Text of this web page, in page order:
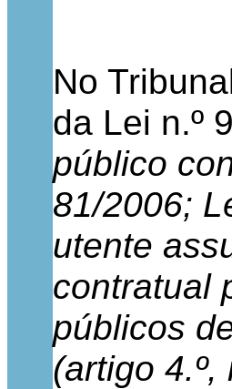
No
da Lei n.º
público
81/2006;
utente
contratual
públicos
(artigo 4.º,